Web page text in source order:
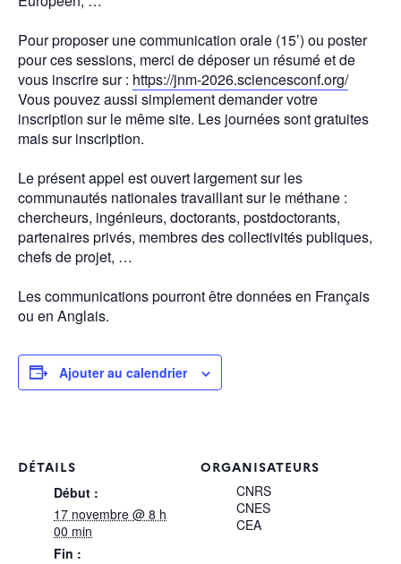
Pour proposer une communication orale (15’) ou poster
pour ces sessions, merci de déposer un résumé et de
vous inscrire sur : https://jnm-2026.sciencesconf.org/
Vous pouvez aussi simplement demander votre
inscription sur le même site. Les journées sont gratuites
mais sur inscription.
Le présent appel est ouvert largement sur les
communautés nationales travaillant sur le méthane :
chercheurs, ingénieurs, doctorants, postdoctorants,
partenaires privés, membres des collectivités publiques,
chefs de projet, …
Les communications pourront être données en Français
ou en Anglais.
Ajouter au calendrier
DÉTAILS
Début :
17 novembre @ 8 h
00 min
Fin :
ORGANISATEURS
CNRS
CNES
CEA